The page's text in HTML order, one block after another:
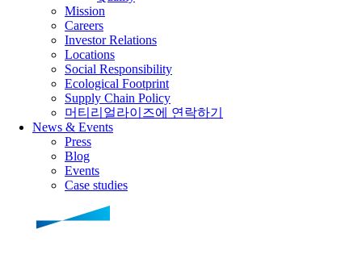
Mission
Careers
Investor Relations
Locations
Social Responsibility
Ecological Footprint
Supply Chain Policy
머티리얼라이즈에 연락하기
News & Events
Press
Blog
Events
Case studies